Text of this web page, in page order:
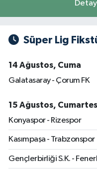
Süper Lig
14 Ağustos, Cuma
Galatasaray - Çorum FK
15 Ağustos,
Konyaspor - Rizespor
Kasımpaşa - Trabzonspor
Gençlerbirliği S.K. -